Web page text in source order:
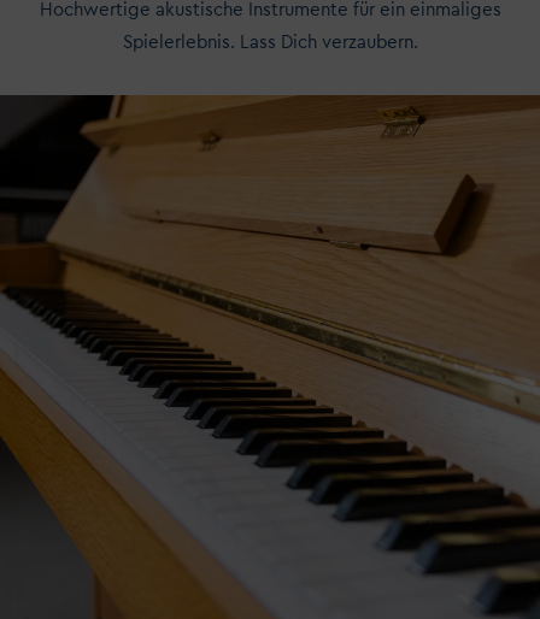
Hochwertige akustische Instrumente für ein einmaliges
Spielerlebnis. Lass Dich verzaubern.